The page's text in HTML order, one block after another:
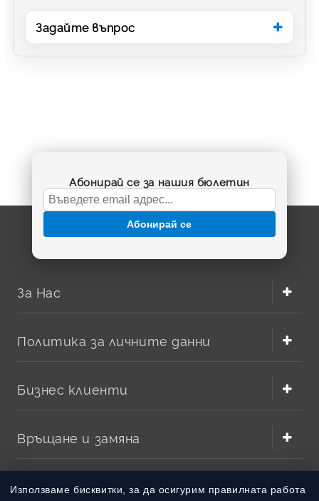
Използваме бисквитки, за да осигурим правилната работа
Задайте въпрос
Абонирай се за нашия бюлетин
Абонирай се
За Нас
Политика за личните данни
Бизнес клиенти
Връщане и замяна
Методи на плащане